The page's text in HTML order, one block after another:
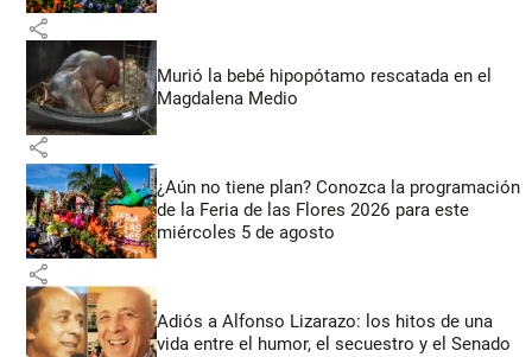
share
Murió la bebé hipopótamo rescatada en el
Magdalena Medio
share
¿Aún no tiene plan? Conozca la programación
de la Feria de las Flores 2026 para este
miércoles 5 de agosto
share
Adiós a Alfonso Lizarazo: los hitos de una
vida entre el humor, el secuestro y el Senado